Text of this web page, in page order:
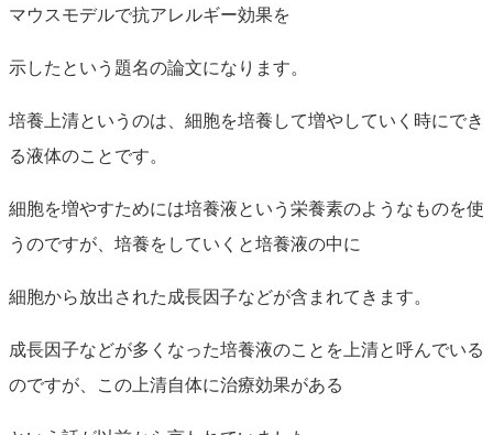
マウスモデルで抗アレルギー効果を
示したという題名の論文になります。
培養上清というのは、細胞を培養して増やしていく時にでき
る液体のことです。
細胞を増やすためには培養液という栄養素のようなものを使
うのですが、培養をしていくと培養液の中に
細胞から放出された成長因子などが含まれてきます。
成長因子などが多くなった培養液のことを上清と呼んでいる
のですが、この上清自体に治療効果がある